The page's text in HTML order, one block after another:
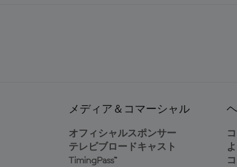
メディア＆コマーシャル
オフィシャルスポンサー
テレビブロードキャスト
TimingPass™